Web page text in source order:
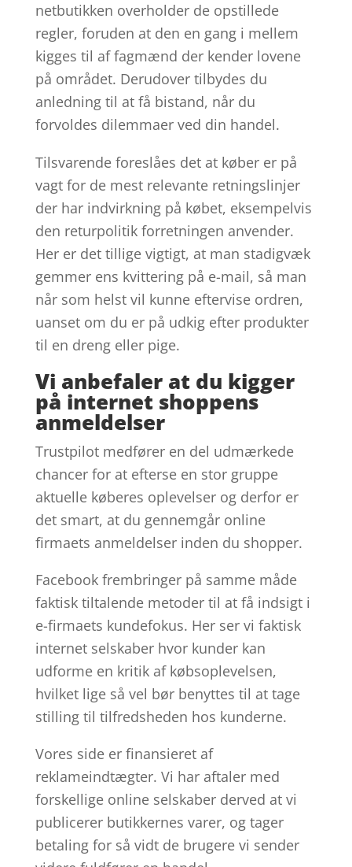
netbutikken overholder de opstillede
regler, foruden at den en gang i mellem
kigges til af fagmænd der kender lovene
på området. Derudover tilbydes du
anledning til at få bistand, når du
forvoldes dilemmaer ved din handel.
Tilsvarende foreslåes det at køber er på
vagt for de mest relevante retningslinjer
der har indvirkning på købet, eksempelvis
den returpolitik forretningen anvender.
Her er det tillige vigtigt, at man stadigvæk
gemmer ens kvittering på e-mail, så man
når som helst vil kunne eftervise ordren,
uanset om du er på udkig efter produkter
til en dreng eller pige.
Vi anbefaler at du kigger
på internet shoppens
anmeldelser
Trustpilot medfører en del udmærkede
chancer for at efterse en stor gruppe
aktuelle køberes oplevelser og derfor er
det smart, at du gennemgår online
firmaets anmeldelser inden du shopper.
Facebook frembringer på samme måde
faktisk tiltalende metoder til at få indsigt i
e-firmaets kundefokus. Her ser vi faktisk
internet selskaber hvor kunder kan
udforme en kritik af købsoplevelsen,
hvilket lige så vel bør benyttes til at tage
stilling til tilfredsheden hos kunderne.
Vores side er finansieret af
reklameindtægter. Vi har aftaler med
forskellige online selskaber derved at vi
publicerer butikkernes varer, og tager
betaling for så vidt de brugere vi sender